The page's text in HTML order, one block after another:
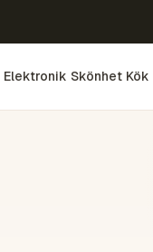
Elektronik Skönhet Kök